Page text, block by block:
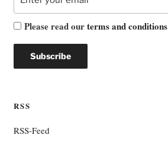
Please read ourterms and conditions
RSS
RSS-Feed